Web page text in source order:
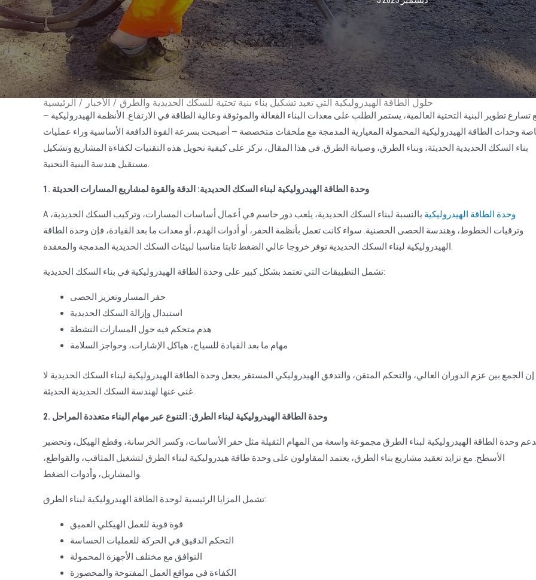
الرئيسية / الأخبار / حلول الطاقة الهيدروليكية التي تعيد تشكيل بناء بنية تحتية للسكك الحديدية والطرق
تسارع تطوير البنية التحتية العالمية، يستمر الطلب على معدات البناء الفعالة والموثوقة وعالية الطاقة في الارتفاع. الأنظمة الهيدروليكية —
وحدات الطاقة الهيدروليكية المحمولة المعيارية المدمجة مع ملحقات متخصصة — أصبحت بسرعة القوة الدافعة الأساسية وراء عمليات
بناء السكك الحديدية الحديثة، وبناء الطرق، وصيانة الطرق. في هذا المقال، نركز على كيفية تحويل هذه التقنيات لكفاءة المشاريع وتشكيل
مستقبل هندسة البنية التحتية.
1. وحدة الطاقة الهيدروليكية لبناء السكك الحديدية: الدقة والقوة لمشاريع المسارات الحديثة
A وحدة الطاقة الهيدروليكية بالنسبة لبناء السكك الحديدية، يلعب دور حاسم في أعمال أساسات المسارات، وتركيب السكك الحديدية،
وترقيات الخطوط، وهندسة الحصى الحصنية. سواء كانت تعمل بأنظمة الحفر، أو أدوات الهدم، أو معدات ما بعد القيادة، فإن وحدة الطاقة
الهيدروليكية لبناء السكك الحديدية توفر خروجا عالي الضغط ثابتا مناسبا لبيئات السكك الحديدية المدمجة والمعقدة.
تشمل التطبيقات التي تعتمد بشكل كبير على وحدة الطاقة الهيدروليكية في بناء السكك الحديدية:
حفر المسار وتعزيز الحصى
استبدال وإزالة السكك الحديدية
هدم متحكم فيه حول المسارات النشطة
مهام ما بعد القيادة للسياج، هياكل الإشارات، وحواجز السلامة
إن الجمع بين عزم الدوران العالي، والتحكم المتقن، والتدفق الهيدروليكي المستقر يجعل وحدة الطاقة الهيدروليكية لبناء السكك الحديدية لا
2. وحدة الطاقة الهيدروليكية لبناء الطرق: التنوع عبر مهام البناء متعددة المراحل
وحدة الطاقة الهيدروليكية لبناء الطرق مجموعة واسعة من المهام الثقيلة مثل حفر الأساسات، وكسر الخرسانة، وقطع الهيكل، وتحضير
الأسطح. مع تزايد تعقيد مشاريع بناء الطرق، يعتمد المقاولون على وحدة طاقة هيدروليكية لبناء الطرق لتشغيل المثاقب، والقواطع،
تشمل المزايا الرئيسية لوحدة الطاقة الهيدروليكية لبناء الطرق:
قوة قوية للعمل الهيكلي العميق
التحكم الدقيق في الحركة للعمليات الحساسة
التوافق مع مختلف الأجهزة المحمولة
الكفاءة في مواقع العمل المفتوحة والمحصورة